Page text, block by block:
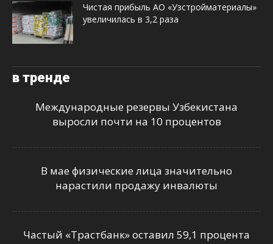
Чистая прибыль АО «Узстройматериалы»
увеличилась в 3,2 раза
в тренде
Международные резервы Узбекистана
выросли почти на 10 процентов
В мае физические лица значительно
нарастили продажу инвалюты
Частый «Трастбанк» оставил 59,1 процента